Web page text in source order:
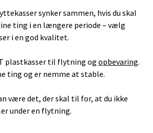
synker sammen, hvis du skal
ting i en længere periode – vælg
i en god kvalitet.
plastkasser til flytning og opbevaring.
ting og er nemme at stable.
være det, der skal til for, at du ikke
under en flytning.